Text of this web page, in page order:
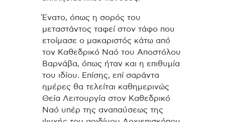
Ένατο, όπως η σορός του
μεταστάντος ταφεί στον τάφο που
ετοίμασε ο μακαριστός κάτω από
τον Καθεδρικό Ναό του Αποστόλου
Βαρνάβα, όπως ήταν και η επιθυμία
του ιδίου. Επίσης, επί σαράντα
ημέρες θα τελείται καθημερινώς
Θεία Λειτουργία στον Καθεδρικό
Ναό υπέρ της αναπαύσεως της